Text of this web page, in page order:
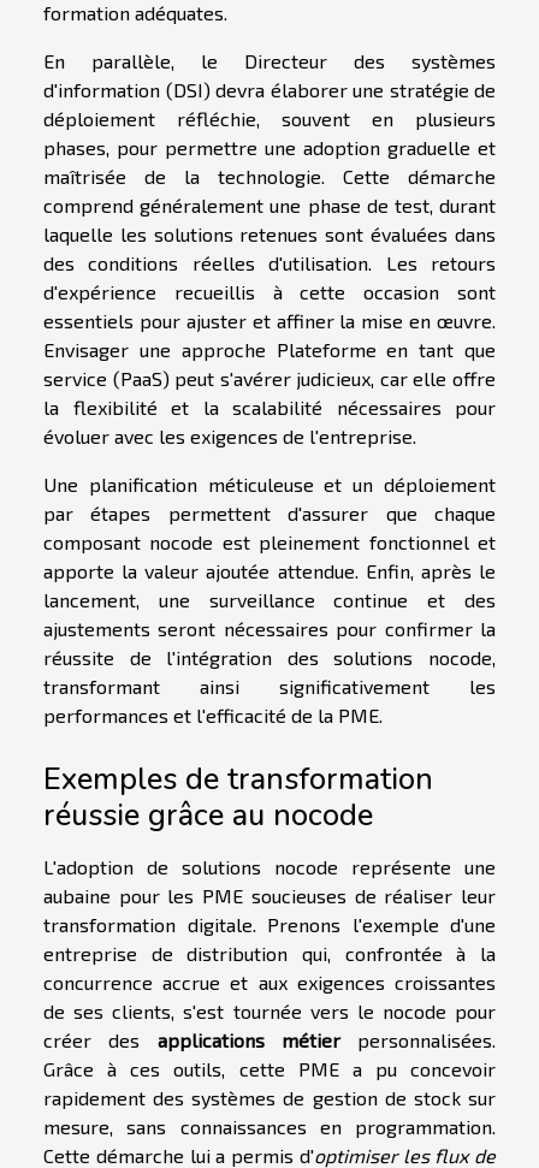
formation adéquates.
En parallèle, le Directeur des systèmes
d'information (DSI) devra élaborer une stratégie de
déploiement réfléchie, souvent en plusieurs
phases, pour permettre une adoption graduelle et
maîtrisée de la technologie. Cette démarche
comprend généralement une phase de test, durant
laquelle les solutions retenues sont évaluées dans
des conditions réelles d'utilisation. Les retours
d'expérience recueillis à cette occasion sont
essentiels pour ajuster et affiner la mise en œuvre.
Envisager une approche Plateforme en tant que
service (PaaS) peut s'avérer judicieux, car elle offre
la flexibilité et la scalabilité nécessaires pour
évoluer avec les exigences de l'entreprise.
Une planification méticuleuse et un déploiement
par étapes permettent d'assurer que chaque
composant nocode est pleinement fonctionnel et
apporte la valeur ajoutée attendue. Enfin, après le
lancement, une surveillance continue et des
ajustements seront nécessaires pour confirmer la
réussite de l'intégration des solutions nocode,
transformant ainsi significativement les
performances et l'efficacité de la PME.
Exemples de transformation
réussie grâce au nocode
L'adoption de solutions nocode représente une
aubaine pour les PME soucieuses de réaliser leur
transformation digitale. Prenons l'exemple d'une
entreprise de distribution qui, confrontée à la
concurrence accrue et aux exigences croissantes
de ses clients, s'est tournée vers le nocode pour
créer des applications métierpersonnalisées.
Grâce à ces outils, cette PME a pu concevoir
rapidement des systèmes de gestion de stock sur
mesure, sans connaissances en programmation.
Cette démarche lui a permis d'optimiser les flux de